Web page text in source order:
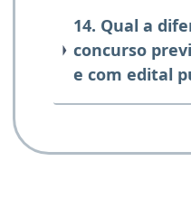
14. Qual a
concurso
e com edital